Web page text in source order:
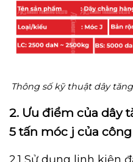
Thông số kỹ thuật dây
2. Ưu điểm của dây
5 tấn móc j của công